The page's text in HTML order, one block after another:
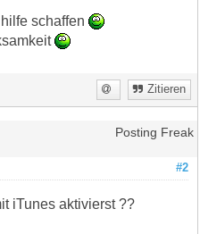
hilfe schaffen
Zitieren
Posting Freak
#2
iTunes aktivierst ??